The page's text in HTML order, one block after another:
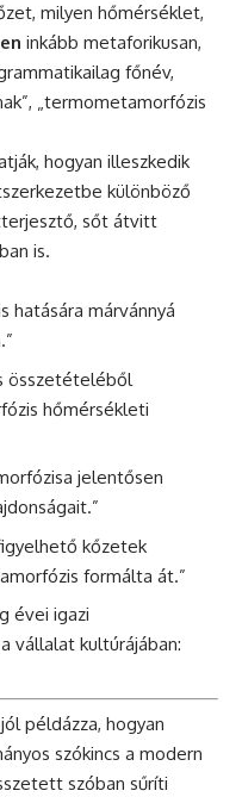
milyen hőmérséklet,
inkább metaforikusan,
főnév,
„termometamorfózis
hogyan illeszkedik
különböző
sőt átvitt
is.
hatására márvánnyá
összetételéből
hőmérsékleti
jelentősen
kőzetek
formálta át.”
évei igazi
vállalat kultúrájában:
példázza, hogyan
szókincs a modern
szóban sűríti